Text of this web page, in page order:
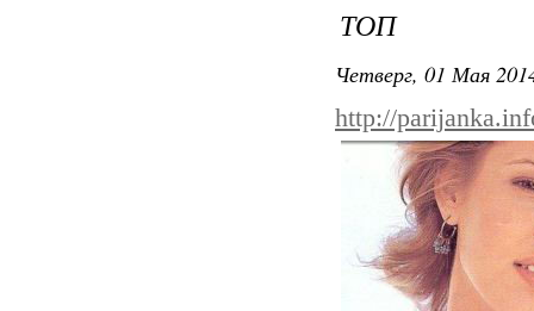
ТОП
Четверг, 01 Мая
http://